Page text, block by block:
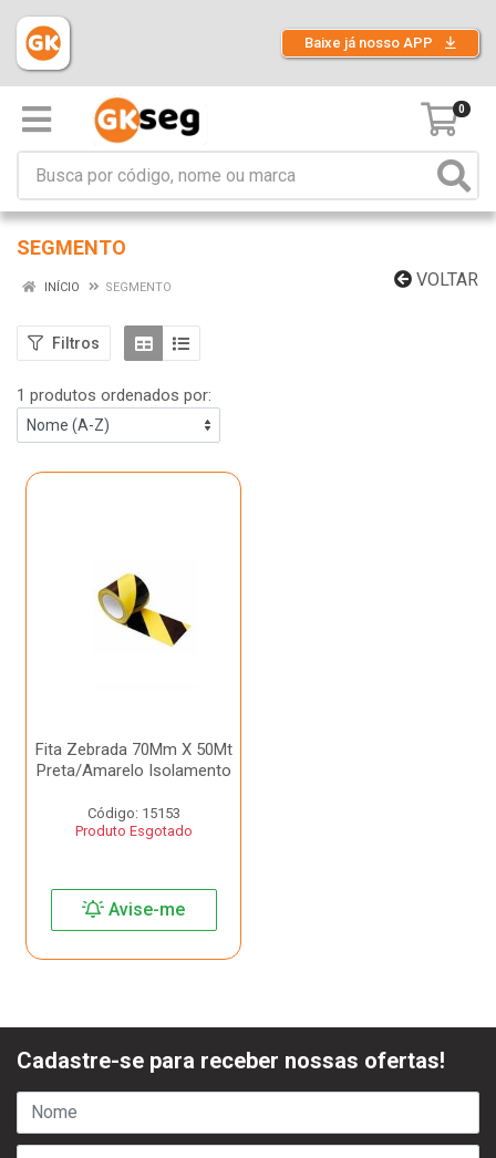
Baixe já nosso APP
0
SEGMENTO
VOLTAR
INÍCIO SEGMENTO
Filtros
1 produtos ordenados por:
Fita Zebrada 70Mm X 50Mt
Preta/Amarelo Isolamento
Código: 15153
Produto Esgotado
Avise-me
Cadastre-se para receber nossas ofertas!